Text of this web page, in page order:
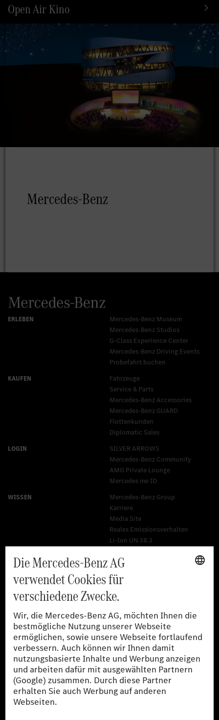
Mercedes-Benz Museum
Mercedes-Benz Studios
G-Class Experience Center
Mercedes-Benz Driving Events
Probefahrt buchen
Fahrzeuge
Service & Parts
Mercedes-Benz Accessories
Mercedes‑Benz GUARD
Flottenkunden
Diplomatic Sales
SILVER ARROWS
Mercedes-Benz Community
AMG Private Lounge
Mercedes me ID
Mercedes-Benz Group
Karriere
Media Site
Reales Emissionsverhalten
Li-Ion UN 38.3
[1]
Die angegebenen Werte wurden nach dem vorgeschriebenen
Messverfahren WLTP (Worldwide harmonised Light-duty
vehicles Test Procedures) ermittelt. Der Kraftstoffverbrauch und
der CO₂-Ausstoß eines Pkw sind nicht nur von der effizienten
Ausnutzung des Kraftstoffs durch den Pkw, sondern auch vom
Fahrstil und anderen nichttechnischen Faktoren abhängig.